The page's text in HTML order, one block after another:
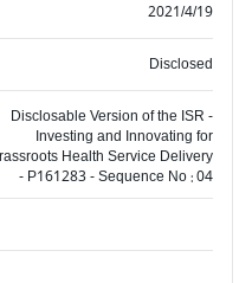
2021/4/19
Disclosed
Disclosable Version of the ISR -
Investing and Innovating for
Grassroots Health Service Delivery
- P161283 - Sequence No : 04